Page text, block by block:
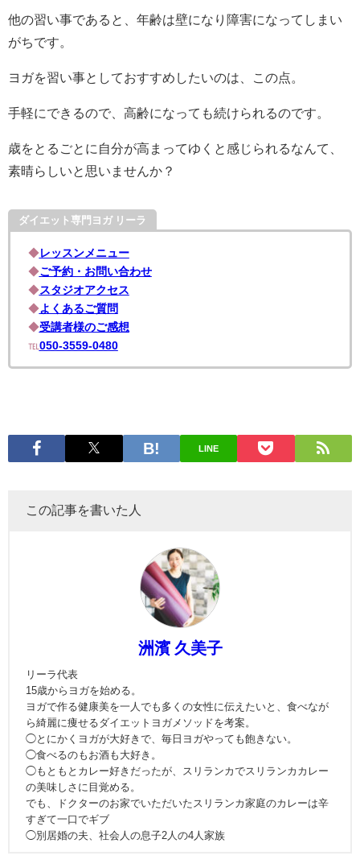
他の習い事であると、年齢は壁になり障害になってしまい
がちです。
ヨガを習い事としておすすめしたいのは、この点。
手軽にできるので、高齢になっても続けられるのです。
歳をとるごとに自分が高まってゆくと感じられるなんて、
素晴らしいと思いませんか？
ダイエット専門ヨガ リーラ
◆ レッスンメニュー
◆ ご予約・お問い合わせ
◆ スタジオアクセス
◆ よくあるご質問
◆受講者様のご感想
℡ 050-3559-0480
LINE
この記事を書いた人
洲濱 久美子
リーラ代表
15歳からヨガを始める。
ヨガで作る健康美を一人でも多くの女性に伝えたいと、食べなが
ら綺麗に痩せるダイエットヨガメソッドを考案。
◯とにかくヨガが大好きで、毎日ヨガやっても飽きない。
◯食べるのもお酒も大好き。
◯もともとカレー好きだったが、スリランカでスリランカカレー
の美味しさに目覚める。
でも、ドクターのお家でいただいたスリランカ家庭のカレーは辛
すぎて一口でギブ
◯別居婚の夫、社会人の息子2人の4人家族